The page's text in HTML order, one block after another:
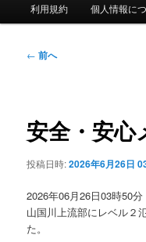
メ
利用規約 個人情報に
投
ゲ
ー
ョ
← 前へ
安全・安心
投稿日時:2026年6月26日
2026年06月26日03時50
山国川上流部にレベル２
た。